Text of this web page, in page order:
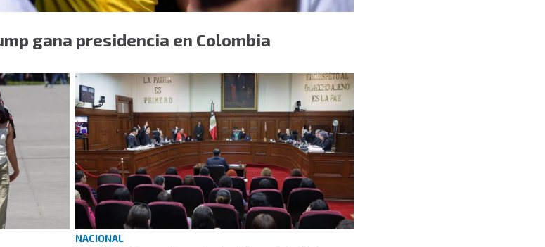
gana presidencia en Colombia
NACIONAL